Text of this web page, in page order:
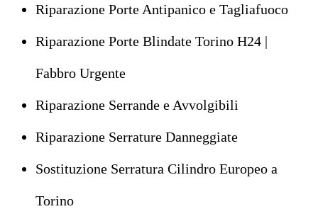
Riparazione Porte Antipanico e Tagliafuoco
Riparazione Porte Blindate Torino H24 |
Fabbro Urgente
Riparazione Serrande e Avvolgibili
Riparazione Serrature Danneggiate
Sostituzione Serratura Cilindro Europeo a
Torino